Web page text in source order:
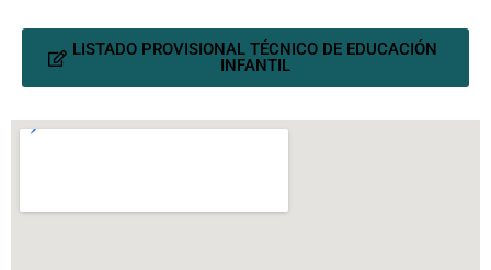
LISTADO PROVISIONAL TÉCNICO DE EDUCACIÓN
INFANTIL